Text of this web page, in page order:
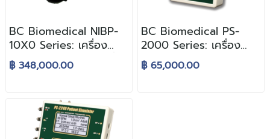
BC Biomedical NIBP-
10X0 Series: เครื่อง
ทดสอบประสิทธิภาพเครื่อง
วัดสัญญาณชีพ ความดัน
฿ 348,000.00
BC Biomedical PS-
2000 Series: เครื่อง
วิเคราะห์ประสิทธิภาพ
เครื่องวัดสัญญาณชีพ
฿ 65,000.00